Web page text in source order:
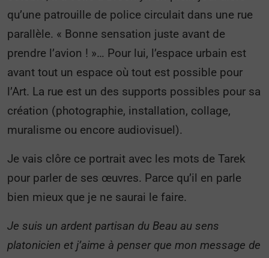
qu’une patrouille de police circulait dans une rue
parallèle. « Bonne sensation juste avant de
prendre l’avion ! »… Pour lui, l’espace urbain est
avant tout un espace où tout est possible pour
l’Art. La rue est un des supports possibles pour sa
création (photographie, installation, collage,
muralisme ou encore audiovisuel).
Je vais clôre ce portrait avec les mots de Tarek
pour parler de ses œuvres. Parce qu’il en parle
bien mieux que je ne saurai le faire.
Je suis un ardent partisan du Beau au sens
platonicien et j’aime à penser que mon message de